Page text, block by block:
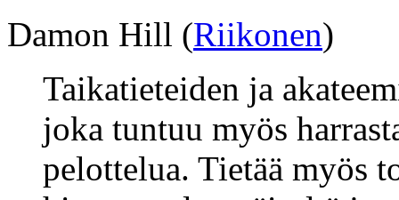
Damon Hill (Riikonen)
Taikatieteiden ja
joka tuntuu myös
pelottelua. Tietää myös